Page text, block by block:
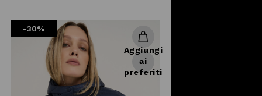
-30%
Aggiungi
ai
preferiti